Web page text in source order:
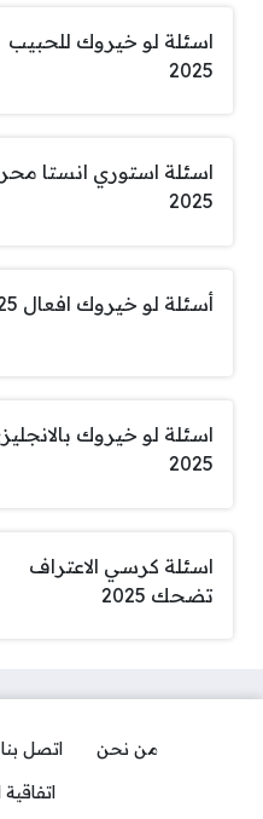
اسئلة لو خيروك للحبيب
2025
اسئلة استوري انستا
2025
أسئلة لو خيروك افعال 2025
اسئلة لو خيروك
2025
اسئلة كرسي الاعتراف
تضحك 2025
من نحن اتصل بنا